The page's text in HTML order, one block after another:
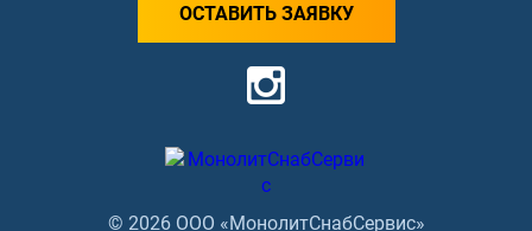
© 2026 ООО «МонолитСнабСервис»
ОСТАВИТЬ ЗАЯВКУ